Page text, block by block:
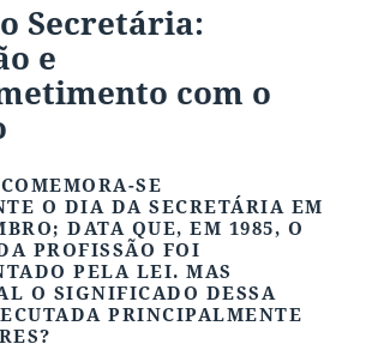
Secretária:
e
com o
SE
O DIA DA SECRETÁRIA EM
DATA QUE, EM 1985, O
PROFISSÃO FOI
PELA LEI. MAS
O SIGNIFICADO DESSA
PRINCIPALMENTE